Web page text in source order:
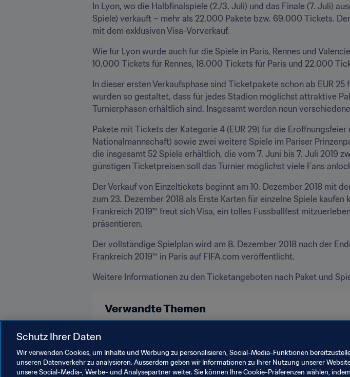
In Lyon, wo die Halbfinalspiele (2./3. Juli) und das Finale (7. Juli)
Spiele) verkauft – mehr als 22.000 Pakete bzw. 69.000 Tickets.
mit dem exklusiven Visa-Vorverkauf.
Wie für Lyon wurde auch für die Spiele in Paris, Rennes und
10.000 Tickets für Rennes, 18.000 Tickets für Paris und 22.000
In dieser ersten Verkaufsphase sind Ticketpakete schon ab EUR
wurden so gestaltet, dass für jedes Stadion möglichst attraktive
Turnierphasen erhältlich sind. Insgesamt werden neun
Pakete mit Tickets der Kategorie 4 (EUR 29) für die
Nationalmannschaft) sowie zwei weitere Spiele im Pariser
die insgesamt 52 Spiele erhältlich, die vom 7. Juni bis 7. Juli
günstigen Ticketpreisen soll das Turnier möglichst viele Fans
Der Verkauf von Einzeltickets beginnt am 10. Dezember 2018 mit
zum 23. Dezember 2018 als Erste Karten für einzelne Spiele
Frankreich 2019™ freut sich Visa, ein tolles Fussballfest
präsentieren.
Der vollständige Spielplan wird am 8. Dezember 2018 nach der
Frankreich 2019™ in Paris auf FIFA.com veröffentlicht.
Weitere Informationen zu den Ticketangeboten nach Paket und
Verwandte Themen
Schutz Ihrer Daten
Wir verwenden Cookies, um Inhalte und Werbung zu personalisieren, Social-Media-Funktionen
unseren Datenverkehr zu analysieren. Ausserdem geben wir Informationen zu Ihrer Nutzung unserer
unsere Social-Media-, Werbe- und Analysepartner weiter. Sie können Ihre Cookie-Präferenzen wählen,